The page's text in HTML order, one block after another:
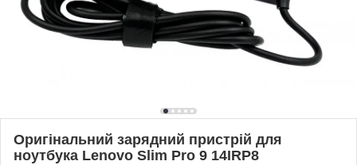
Оригінальний зарядний пристрій для
ноутбука Lenovo Slim Pro 9 14IRP8